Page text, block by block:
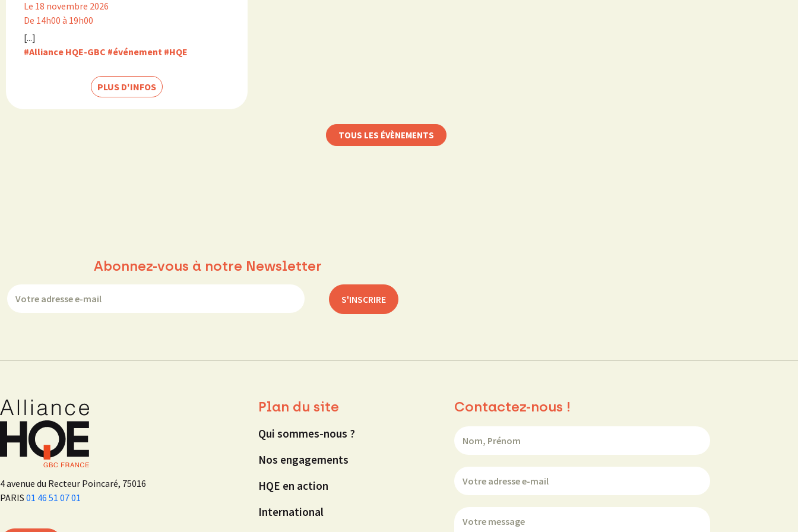
Le 18 novembre 2026
De 14h00 à 19h00
[...]
#Alliance HQE-GBC #événement #HQE
PLUS D'INFOS
TOUS LES ÉVÈNEMENTS
Abonnez-vous à notre Newsletter
4 avenue du Recteur Poincaré, 75016
PARIS 01 46 51 07 01
Plan du site
Qui sommes-nous ?
Nos engagements
HQE en action
International
Contactez-nous !